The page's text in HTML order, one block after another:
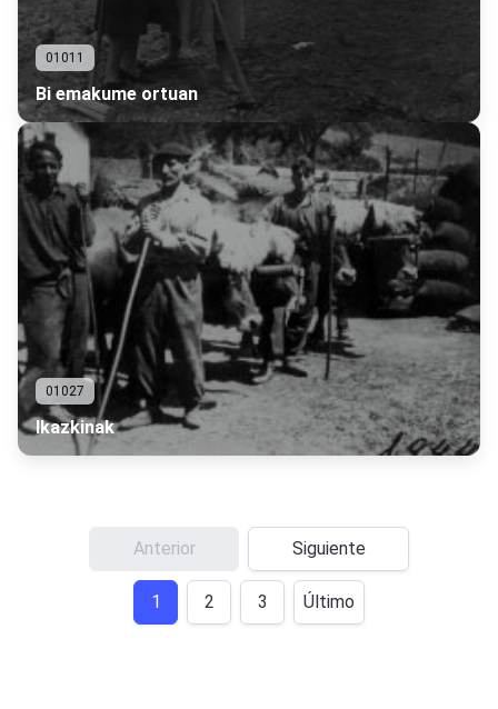
01011
Bi emakume ortuan
01027
Ikazkinak
Anterior Siguiente
1 2 3 Último